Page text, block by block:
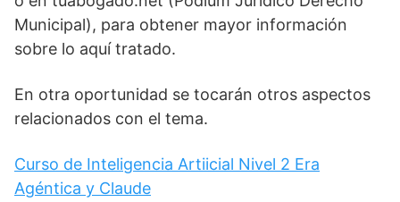
Municipal), para obtener mayor información
sobre lo aquí tratado.
En otra oportunidad se tocarán otros aspectos
relacionados con el tema.
Curso de Inteligencia Artiicial Nivel 2 Era
Agéntica y Claude